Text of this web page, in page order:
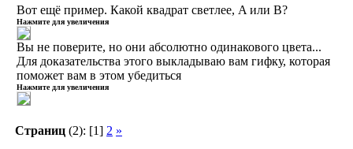
Вот ещё пример. Какой квадрат светлее, A или B?
Нажмите для увеличения
Вы не поверите, но они абсолютно одинакового цвета...
Для доказательства этого выкладываю вам гифку, которая
поможет вам в этом убедиться
Нажмите для увеличения
Страниц (2): [1] 2 »